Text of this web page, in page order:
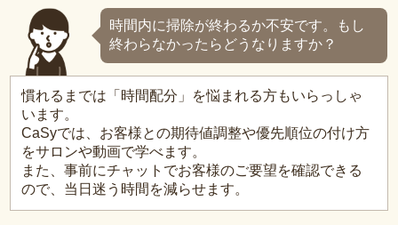
時間内に掃除が終わるか不安です。もし
終わらなかったらどうなりますか？
慣れるまでは「時間配分」を悩まれる方もいらっしゃ
います。
CaSyでは、お客様との期待値調整や優先順位の付け方
をサロンや動画で学べます。
また、事前にチャットでお客様のご要望を確認できる
ので、当日迷う時間を減らせます。